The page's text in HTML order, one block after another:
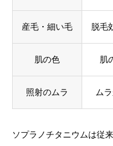
産毛・細い毛 脱毛
肌の色 肌
照射のムラ ム
ソプラノチタニウムは従